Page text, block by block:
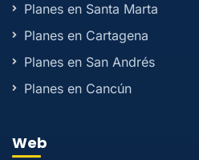
Planes en Santa Marta
Planes en Cartagena
Planes en San Andrés
Planes en Cancún
Web